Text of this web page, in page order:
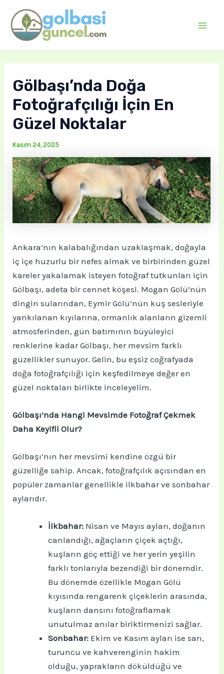
İçeriğe
atla
Gölbaşı’nda Doğa
Fotoğrafçılığı İçin En
Güzel Noktalar
Kasım 24, 2025
Ankara’nın kalabalığından uzaklaşmak, doğayla
iç içe huzurlu bir nefes almak ve birbirinden güzel
kareler yakalamak isteyen fotoğraf tutkunları için
Gölbaşı, adeta bir cennet köşesi. Mogan Gölü’nün
dingin sularından, Eymir Gölü’nün kuş sesleriyle
yankılanan kıyılarına, ormanlık alanların gizemli
atmosferinden, gün batımının büyüleyici
renklerine kadar Gölbaşı, her mevsim farklı
güzellikler sunuyor. Gelin, bu eşsiz coğrafyada
doğa fotoğrafçılığı için keşfedilmeye değer en
güzel noktaları birlikte inceleyelim.
Gölbaşı’nda Hangi Mevsimde Fotoğraf Çekmek
Daha Keyifli Olur?
Gölbaşı’nın her mevsimi kendine özgü bir
güzelliğe sahip. Ancak, fotoğrafçılık açısından en
popüler zamanlar genellikle ilkbahar ve sonbahar
aylarıdır.
İlkbahar: Nisan ve Mayıs ayları, doğanın
canlandığı, ağaçların çiçek açtığı,
kuşların göç ettiği ve her yerin yeşilin
farklı tonlarıyla bezendiği bir dönemdir.
Bu dönemde özellikle Mogan Gölü
kıyısında rengarenk çiçeklerin arasında,
kuşların dansını fotoğraflamak
unutulmaz anılar biriktirmenizi sağlar.
Sonbahar: Ekim ve Kasım ayları ise sarı,
turuncu ve kahverenginin hakim
olduğu, yaprakların döküldüğü ve